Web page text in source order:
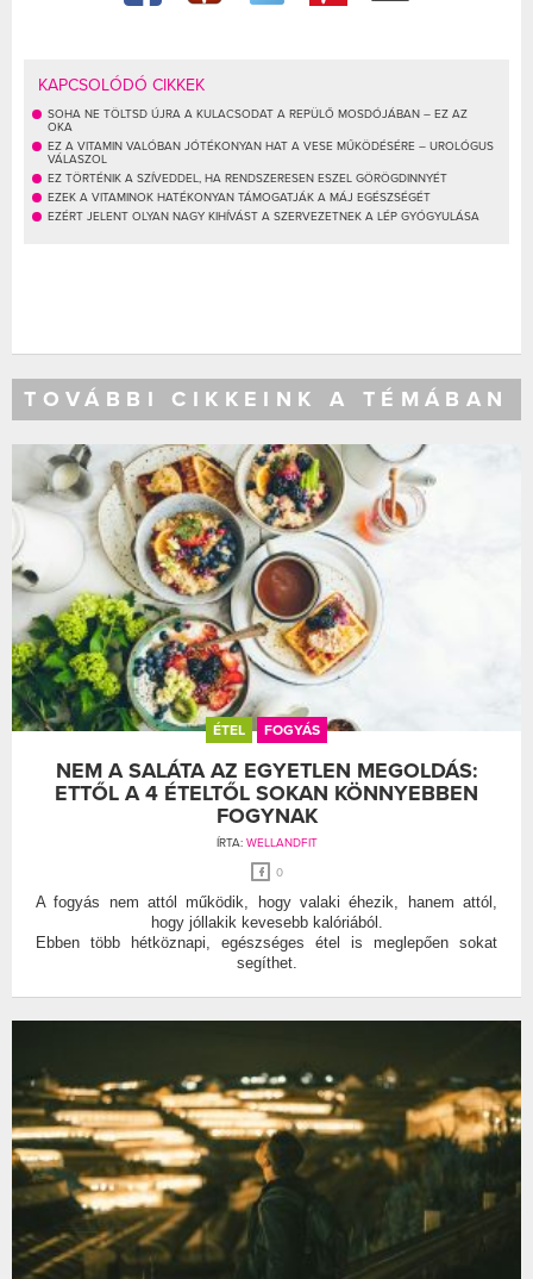
KAPCSOLÓDÓ CIKKEK
SOHA NE TÖLTSD ÚJRA A KULACSODAT A REPÜLŐ MOSDÓJÁBAN – EZ AZ
OKA
EZ A VITAMIN VALÓBAN JÓTÉKONYAN HAT A VESE MŰKÖDÉSÉRE – UROLÓGUS
VÁLASZOL
EZ TÖRTÉNIK A SZÍVEDDEL, HA RENDSZERESEN ESZEL GÖRÖGDINNYÉT
EZEK A VITAMINOK HATÉKONYAN TÁMOGATJÁK A MÁJ EGÉSZSÉGÉT
EZÉRT JELENT OLYAN NAGY KIHÍVÁST A SZERVEZETNEK A LÉP GYÓGYULÁSA
TOVÁBBI CIKKEINK A TÉMÁBAN
ÉTEL FOGYÁS
NEM A SALÁTA AZ EGYETLEN MEGOLDÁS:
ETTŐL A 4 ÉTELTŐL SOKAN KÖNNYEBBEN
FOGYNAK
ÍRTA: WELLANDFIT
0
A fogyás nem attól működik, hogy valaki éhezik, hanem attól,
hogy jóllakik kevesebb kalóriából.
Ebben több hétköznapi, egészséges étel is meglepően sokat
segíthet.